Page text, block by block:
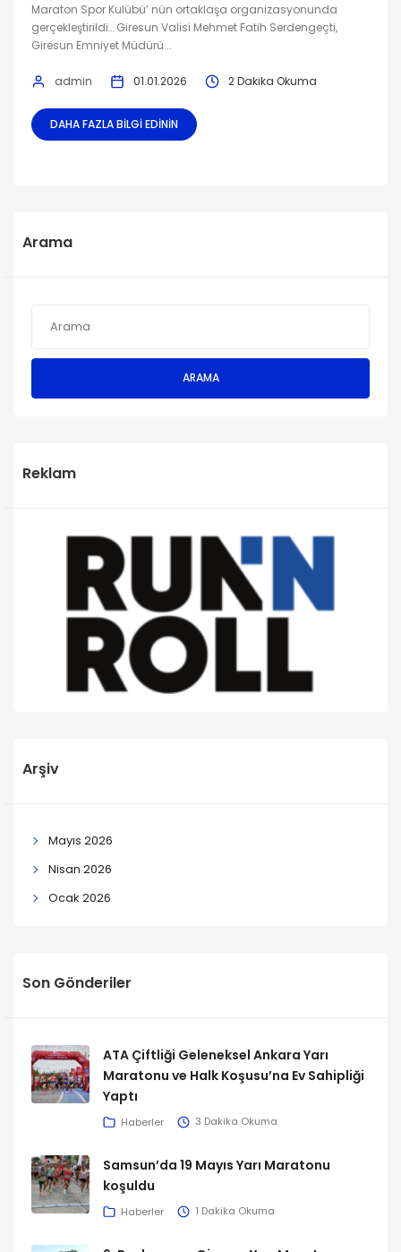
Maraton Spor Kulübü’ nün ortaklaşa organizasyonunda
gerçekleştirildi… Giresun Valisi Mehmet Fatih Serdengeçti,
Giresun Emniyet Müdürü...
admin 01.01.2026 2 Dakika Okuma
DAHA FAZLA BILGI EDININ
Arama
ARAMA
Reklam
Arşiv
Mayıs 2026
Nisan 2026
Ocak 2026
Son Gönderiler
ATA Çiftliği Geleneksel Ankara Yarı
Maratonu ve Halk Koşusu’na Ev Sahipliği
Yaptı
Haberler 3 Dakika Okuma
Samsun’da 19 Mayıs Yarı Maratonu
koşuldu
Haberler 1 Dakika Okuma